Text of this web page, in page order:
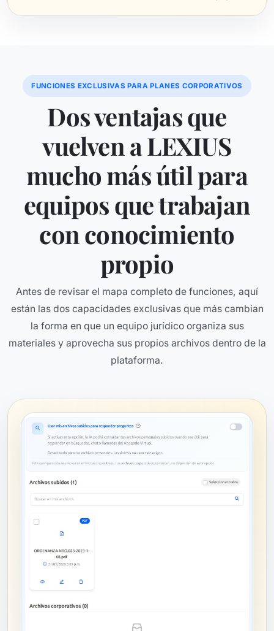
FUNCIONES EXCLUSIVAS PARA PLANES CORPORATIVOS
Dos ventajas que
vuelven a LEXIUS
mucho más útil para
equipos que trabajan
con conocimiento
propio
Antes de revisar el mapa completo de funciones, aquí
están las dos capacidades exclusivas que más cambian
la forma en que un equipo jurídico organiza sus
materiales y aprovecha sus propios archivos dentro de la
plataforma.